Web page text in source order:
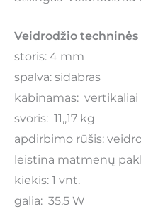
Veidrodžio techninės
storis: 4 mm
spalva: sidabras
kabinamas: vertikaliai
svoris: 11,,17 kg
apdirbimo rūšis:
leistina matmenų
kiekis: 1 vnt.
galia: 35,5 W